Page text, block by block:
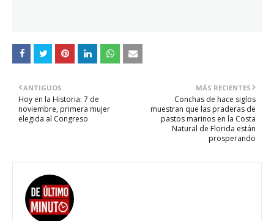
MÁS RECIENTES
Conchas de hace siglos
muestran que las praderas de
pastos marinos en la Costa
Natural de Florida están
prosperando
ANTIGUOS
Hoy en la Historia: 7 de
noviembre, primera mujer
elegida al Congreso